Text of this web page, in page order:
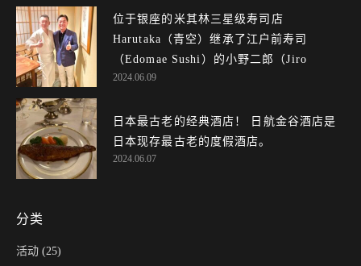
位于银座的米其林三星级寿司店
Harutaka（青空）继承了江户前寿司
（Edomae Sushi）的小野二郎（Jiro On...
2024.06.09
日本最古老的经典酒店！ 日航金谷酒店是
日本现存最古老的度假酒店。
2024.06.07
分类
活动 (25)